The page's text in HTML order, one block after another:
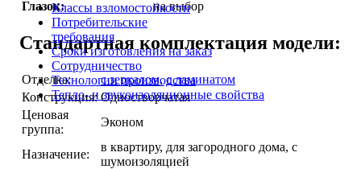
Классы взломостойкости
Потребительские
требования
Сроки изготовления на заказ
Сотрудничество
Технологии производства
Тепло- и звукоизоляционные свойства
Глазок:
на выбор
Стандартная комплектация модели:
Отделка: с зеркалом,с ламинатом
Конструкция: Одностворчатая
Ценовая
группа:
Эконом
Назначение:
в квартиру, для загородного дома, с
шумоизоляцией